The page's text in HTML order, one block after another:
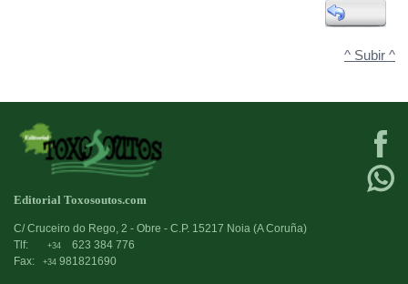
^ Subir ^
Editorial Toxosoutos.com
C/ Cruceiro do Rego, 2 - Obre - C.P. 15217 Noia (A Coruña)
Tlf:
+34
623 384 776
Fax:
+34 981821690